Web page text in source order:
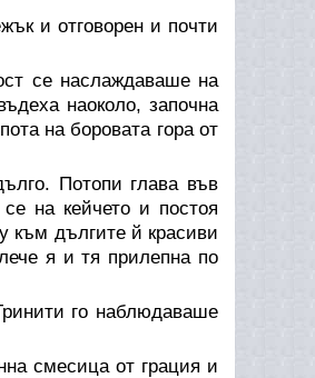
и отговорен и почти
се наслаждаваше на
наоколо, започна
на боровата гора от
Потопи глава във
на кейчето и постоя
към дългите й красиви
я и тя прилепна по
го наблюдаваше
смесица от грация и